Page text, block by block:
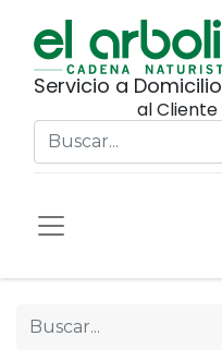
Servicio a Domicilio
al Cliente